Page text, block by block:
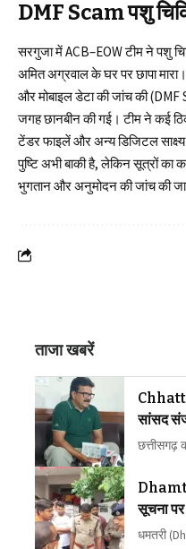
DMF Scam पशु
सरगुजा में ACB–EOW टीम ने पशु
अमित अग्रवाल के घर पर छापा
और मोबाइल डेटा की जांच की
जगह छानबीन की गई। टीम ने कई
टेंडर फाइलें और अन्य डिजिटल
पुष्टि अभी बाकी है, लेकिन सूत्रों का
भुगतान और अनुमोदन की जांच की जा
ताजा खबरें
सांसद
ने किया
छत्तीसगढ़
सूचना पर
पहुंची
धमतरी